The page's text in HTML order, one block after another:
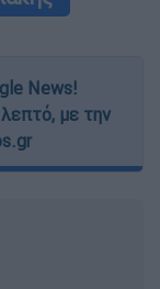
News!
με την